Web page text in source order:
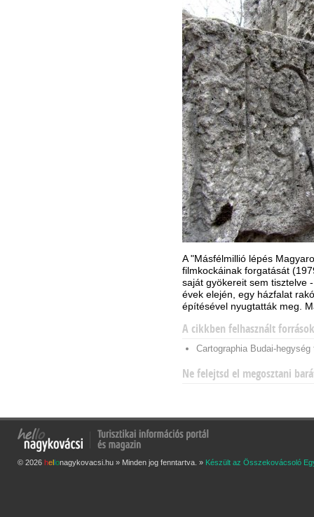
A "Másfélmillió lépés
filmkockáinak forgatását
saját gyökereit sem tisztelve
évek elején, egy házfalat
építésével nyugtatták meg.
A cikkben felhasznált források
Cartographia Budai-
Ne felejtsd el megosztani
© 2026 hellonagykovacsi.hu » Minden jog fenntartva. » Készült az Összekovácsoló